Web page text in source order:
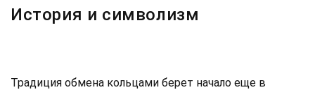
История и символизм
Традиция обмена кольцами берет начало еще в